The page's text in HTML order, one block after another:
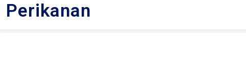
Perikanan